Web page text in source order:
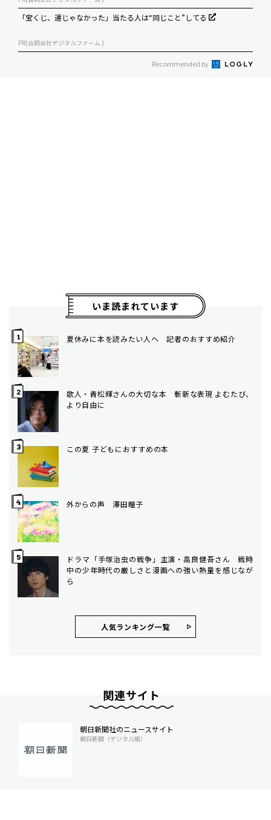
「宝くじ、運じゃなかった」当たる人は“同じこと”してる
PR(合同会社デジタルファーム )
Recommended by
いま読まれています
夏休みに本を読みたい人へ 記者のおすすめ紹介
歌人・青松輝さんの大切な本 斬新な表現 よむたび、
より自由に
この夏 子どもにおすすめの本
外からの声 澤田瞳子
ドラマ「手塚治虫の戦争」主演・高良健吾さん 戦時
中の少年時代の厳しさと漫画への強い熱量を感じなが
ら
人気ランキング⼀覧
関連サイト
朝日新聞社のニュースサイト
朝日新聞（デジタル版）